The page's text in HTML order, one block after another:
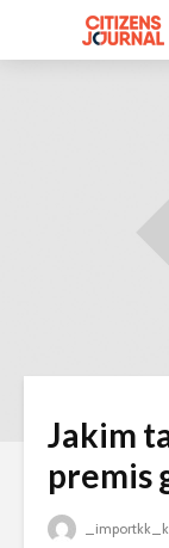
Jakim
premis